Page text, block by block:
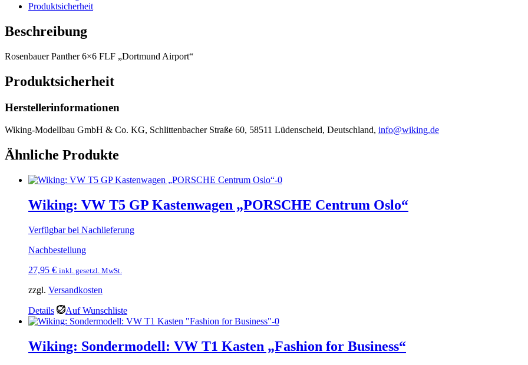
Produktsicherheit
Beschreibung
Rosenbauer Panther 6×6 FLF „Dortmund Airport“
Produktsicherheit
Herstellerinformationen
Wiking-Modellbau GmbH & Co. KG, Schlittenbacher Straße 60, 58511 Lüdenscheid, Deutschland, info@wiking.de
Ähnliche Produkte
Wiking: VW T5 GP Kastenwagen „PORSCHE Centrum Oslo“
Verfügbar bei Nachlieferung
Nachbestellung
27,95 € inkl. gesetzl. MwSt.
zzgl. Versandkosten
Details Auf Wunschliste
Wiking: Sondermodell: VW T1 Kasten „Fashion for Business“